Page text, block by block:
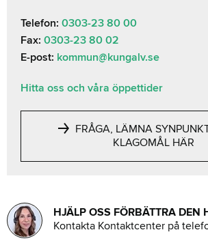
Telefon: 0303-23 80 00
Fax: 0303-23 80 02
E-post: kommun@kungalv.se
Hitta oss och våra öppettider
FRÅGA, LÄMNA
KLAGOMÅL HÄR
HJÄLP OSS FÖRBÄTTRA DEN
Kontakta Kontaktcenter på